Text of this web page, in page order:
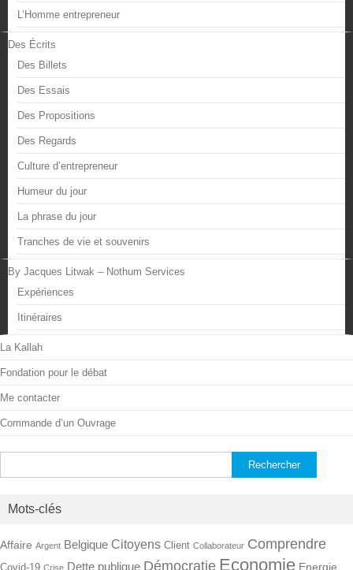
L’Homme entrepreneur
Des Écrits
Des Billets
Des Essais
Des Propositions
Des Regards
Culture d’entrepreneur
Humeur du jour
La phrase du jour
Tranches de vie et souvenirs
By Jacques Litwak – Nothum Services
Expériences
Itinéraires
La Kallah
Fondation pour le débat
Me contacter
Commande d’un Ouvrage
Mots-clés
Affaire Argent Belgique Citoyens Client Collaborateur Comprendre
Covid-19 Crise Dette publique Démocratie Economie Energie